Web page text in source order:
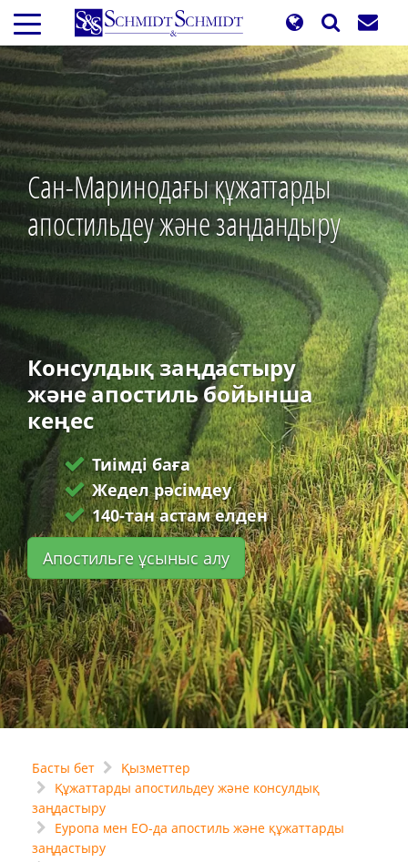
Skip
main
content
Сан-Маринодағы құжаттарды
апостильдеу және заңдандыру
Консулдық заңдастыру
және апостиль бойынша
кеңес
Тиімді баға
Жедел рәсімдеу
140-тан астам елден
Апостильге ұсыныс алу
Басты бет
Қызметтер
Құжаттарды апостильдеу және консулдық
заңдастыру
Еуропа мен ЕО-да апостиль және құжаттарды
заңдастыру